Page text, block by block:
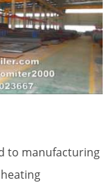
to manufacturing